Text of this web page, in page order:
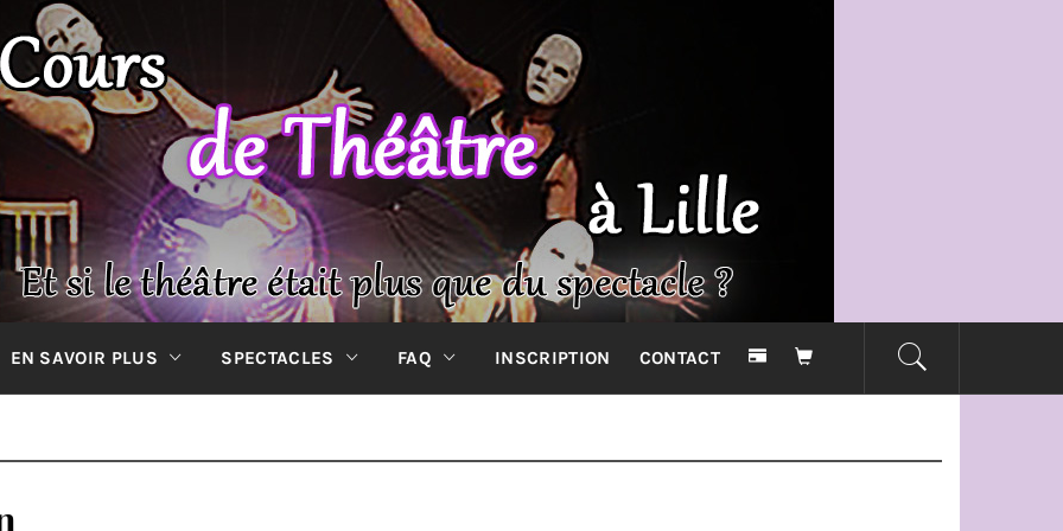
THÉÂTRE THE
V-
EN SAVOIR PLUS SPECTACLES FAQ INSCRIPTION CONTACT